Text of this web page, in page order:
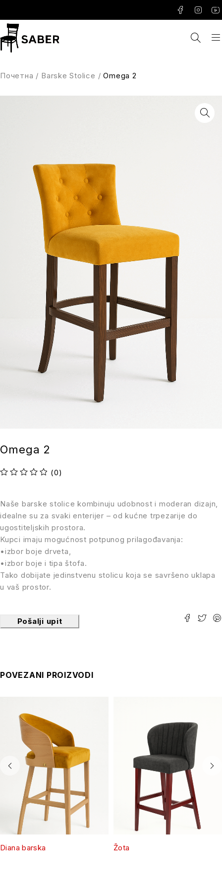
Почетна / Barske Stolice / Omega 2
Omega 2
(0)
Naše barske stolice kombinuju udobnost i moderan dizajn,
idealne su za svaki enterijer – od kućne trpezarije do
ugostiteljskih prostora.
Kupci imaju mogućnost potpunog prilagođavanja:
•izbor boje drveta,
•izbor boje i tipa štofa.
Tako dobijate jedinstvenu stolicu koja se savršeno uklapa
u vaš prostor.
Pošalji upit
POVEZANI PROIZVODI
Diana barska Žota